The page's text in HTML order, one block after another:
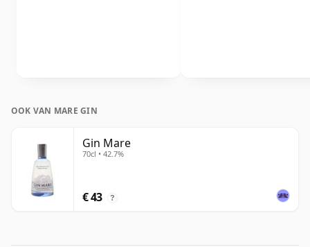
OOK VAN MARE GIN
Gin Mare
70cl • 42.7%
€ 43 ?